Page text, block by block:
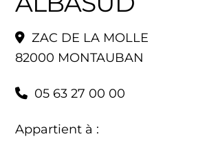
ZAC DE LA MOLLE
82000 MONTAUBAN
05 63 27 00 00
Appartient à :